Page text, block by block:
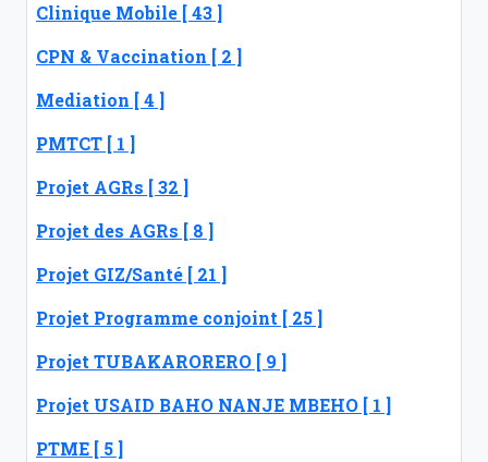
Clinique Mobile [ 43 ]
CPN & Vaccination [ 2 ]
Mediation [ 4 ]
PMTCT [ 1 ]
Projet AGRs [ 32 ]
Projet des AGRs [ 8 ]
Projet GIZ/Santé [ 21 ]
Projet Programme conjoint [ 25 ]
Projet TUBAKARORERO [ 9 ]
Projet USAID BAHO NANJE MBEHO [ 1 ]
PTME [ 5 ]